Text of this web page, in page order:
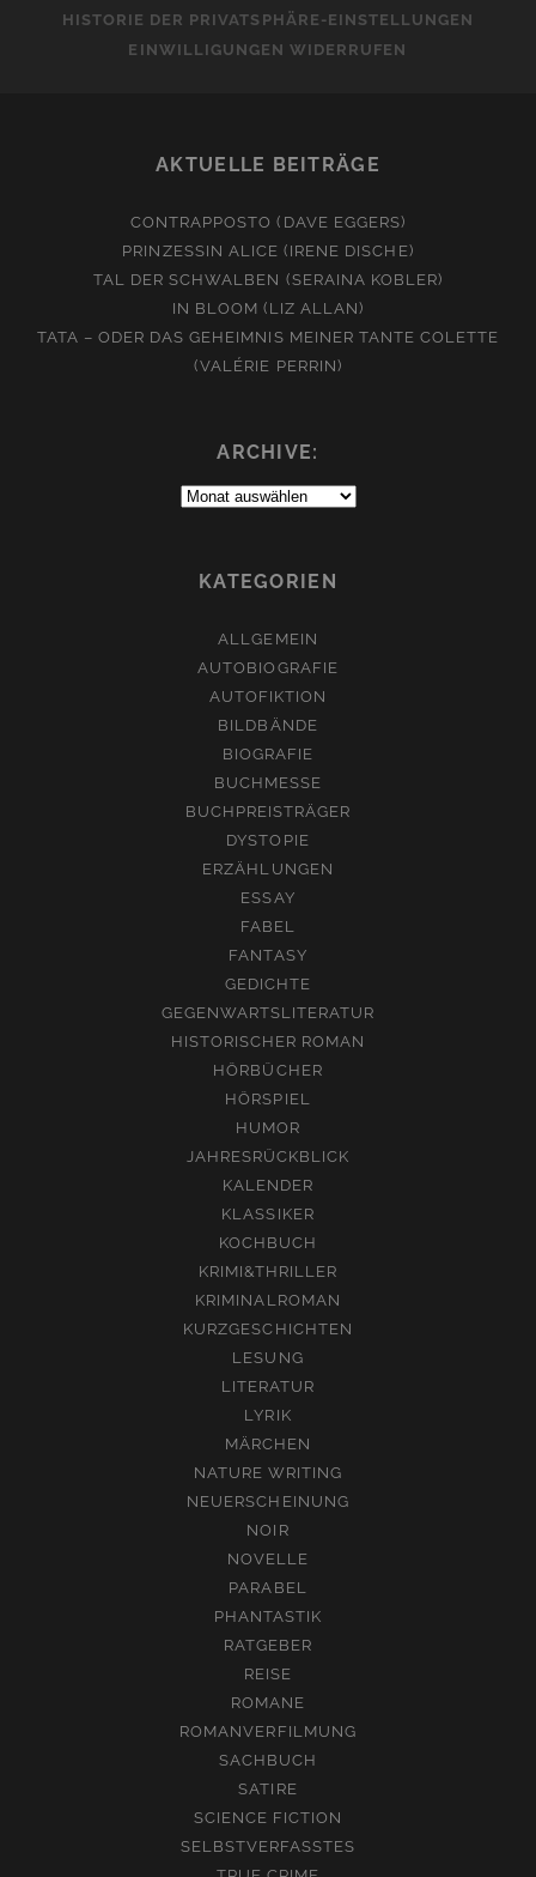
HISTORIE DER PRIVATSPHÄRE-EINSTELLUNGEN
EINWILLIGUNGEN WIDERRUFEN
AKTUELLE BEITRÄGE
CONTRAPPOSTO (DAVE EGGERS)
PRINZESSIN ALICE (IRENE DISCHE)
TAL DER SCHWALBEN (SERAINA KOBLER)
IN BLOOM (LIZ ALLAN)
TATA – ODER DAS GEHEIMNIS MEINER TANTE COLETTE
(VALÉRIE PERRIN)
ARCHIVE:
Archive:
KATEGORIEN
ALLGEMEIN
AUTOBIOGRAFIE
AUTOFIKTION
BILDBÄNDE
BIOGRAFIE
BUCHMESSE
BUCHPREISTRÄGER
DYSTOPIE
ERZÄHLUNGEN
ESSAY
FABEL
FANTASY
GEDICHTE
GEGENWARTSLITERATUR
HISTORISCHER ROMAN
HÖRBÜCHER
HÖRSPIEL
HUMOR
JAHRESRÜCKBLICK
KALENDER
KLASSIKER
KOCHBUCH
KRIMI&THRILLER
KRIMINALROMAN
KURZGESCHICHTEN
LESUNG
LITERATUR
LYRIK
MÄRCHEN
NATURE WRITING
NEUERSCHEINUNG
NOIR
NOVELLE
PARABEL
PHANTASTIK
RATGEBER
REISE
ROMANE
ROMANVERFILMUNG
SACHBUCH
SATIRE
SCIENCE FICTION
SELBSTVERFASSTES